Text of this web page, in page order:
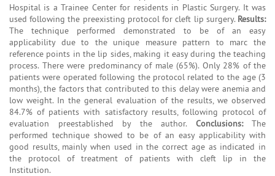
Hospital is a Trainee Center for residents in Plastic Surgery. It was
used following the preexisting protocol for cleft lip surgery. Results:
The technique performed demonstrated to be of an easy
applicability due to the unique measure pattern to marc the
reference points in the lip sides, making it easy during the teaching
process. There were predominancy of male (65%). Only 28% of the
patients were operated following the protocol related to the age (3
months), the factors that contributed to this delay were anemia and
low weight. In the general evaluation of the results, we observed
84.7% of patients with satisfactory results, following protocol of
evaluation preestablished by the author. Conclusions:The
performed technique showed to be of an easy applicability with
good results, mainly when used in the correct age as indicated in
the protocol of treatment of patients with cleft lip in the
Institution.